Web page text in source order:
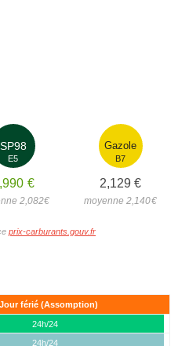
SP98
E5
€
2,082€
Gazole
B7
2,129 €
moyenne 2,140€
prix-carburants.gouv.fr
Jour férié (Assomption)
24h/24
24h/24